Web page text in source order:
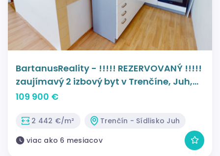
BartanusReality - !!!!! REZERVOVANÝ !!!!!
zaujímavý 2 izbový byt v Trenčíne, Juh,
Bazovského ulica.
109 900 €
2 442 €/m²
Trenčín - Sídlisko Juh
viac ako 6 mesiacov